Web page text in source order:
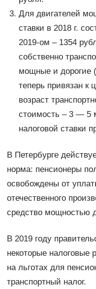
Для двигателей
ставки в 2018 г.
2019-ом – 1354
собственно
мощные и дорогие
теперь привязан к
возраст
стоимость – 3 — 5
налоговой ставки
В Петербурге
норма: пенсионеры
освобождены от
отечественного
средство мощностью
В 2019 году
некоторые налоговые
на льготах для
транспортный налог.